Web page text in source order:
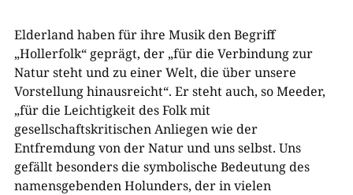
Elderland haben für ihre Musik den Begriff
„Hollerfolk“ geprägt, der „für die Verbindung zur
Natur steht und zu einer Welt, die über unsere
Vorstellung hinausreicht“. Er steht auch, so Meeder,
„für die Leichtigkeit des Folk mit
gesellschaftskritischen Anliegen wie der
Entfremdung von der Natur und uns selbst. Uns
gefällt besonders die symbolische Bedeutung des
namensgebenden Holunders, der in vielen